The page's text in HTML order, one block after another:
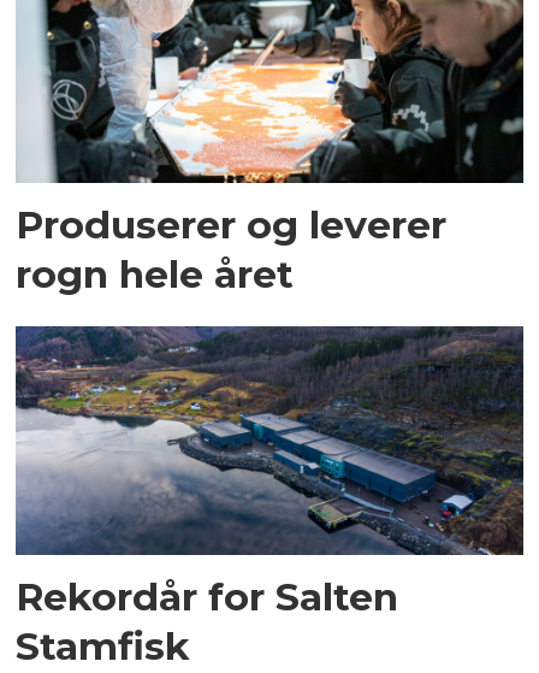
Produserer og leverer
rogn hele året
Rekordår for Salten
Stamfisk